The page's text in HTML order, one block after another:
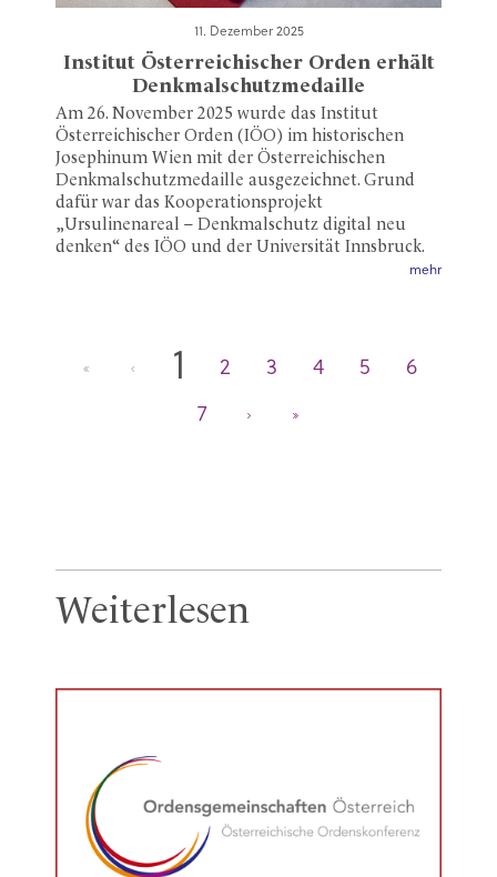
11. Dezember 2025
Institut Österreichischer Orden erhält
Denkmalschutzmedaille
Am 26. November 2025 wurde das Institut
Österreichischer Orden (IÖO) im historischen
Josephinum Wien mit der Österreichischen
Denkmalschutzmedaille ausgezeichnet. Grund
dafür war das Kooperationsprojekt
„Ursulinenareal – Denkmalschutz digital neu
denken“ des IÖO und der Universität Innsbruck.
mehr
1 2 3 4 5
6
7
Weiterlesen